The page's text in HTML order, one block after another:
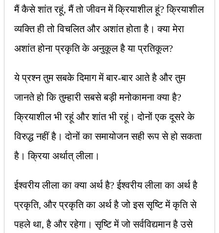
मैं कैसे शांत रहूं, मैं तो जीवन में क्रियाशील हूं? क्रियाशील
व्यक्ति ही तो विचलित और अशांत होता है। क्या मेरा
अशांत होना प्रकृति के अनुकूल है या प्रतिकूल?
ये प्रश्‍न तुम सबके दिमाग में बार-बार आते है और तुम
जानते हो कि तुम्हारी सबसे बड़ी मनोकामना क्या है?
क्रियाशील भी रहूं और शांत भी रहूं। दोनों एक दूसरे के
विरुद्ध नहीं है। दोनों का समायोजन सही रूप से हो सकता
है। क्रिया अर्थात् लीला।
ईश्‍वरीय लीला का क्या अर्थ है? ईश्‍वरीय लीला का अर्थ है
प्रकृति, और प्रकृति का अर्थ है जो इस सृष्टि में कृति से
पहले था, है और रहेगा। सृष्टि में जो सर्वविद्यमान है उसे